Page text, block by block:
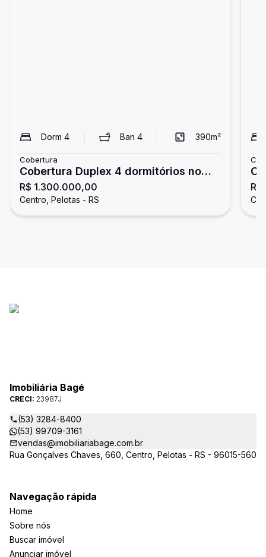
Dorm 4 Ban 4 390m²
Cobertura
Cobertura Duplex 4 dormitórios no
Centro de Pelotas
R$ 1.300.000,00
Centro, Pelotas - RS
Imobiliária Bagé
CRECI: 23987J
(53) 3284-8400
(53) 99709-3161
vendas@imobiliariabage.com.br
Rua Gonçalves Chaves, 660, Centro, Pelotas - RS - 96015-560
Navegação rápida
Home
Sobre nós
Buscar imóvel
Anunciar imóvel